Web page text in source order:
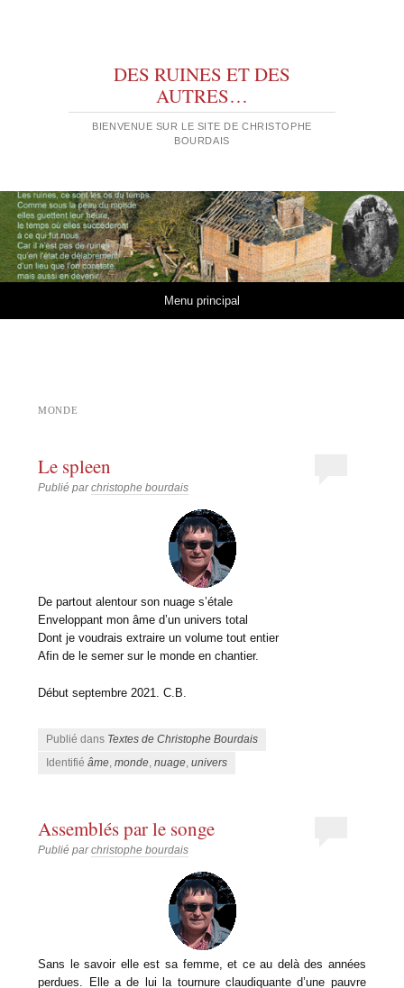
DES RUINES ET DES
AUTRES…
BIENVENUE SUR LE SITE DE CHRISTOPHE
BOURDAIS
Menu principal
MONDE
Le spleen
Publié parchristophe bourdais
De partout alentour son nuage s’étale
Enveloppant mon âme d’un univers total
Dont je voudrais extraire un volume tout entier
Afin de le semer sur le monde en chantier.
Début septembre 2021. C.B.
Publié dans Textes de Christophe Bourdais
Identifiéâme ,monde ,nuage ,univers
Assemblés par le songe
Publié parchristophe bourdais
Sans le savoir elle est sa femme, et ce au delà des années
perdues. Elle a de lui la tournure claudiquante d’une pauvre